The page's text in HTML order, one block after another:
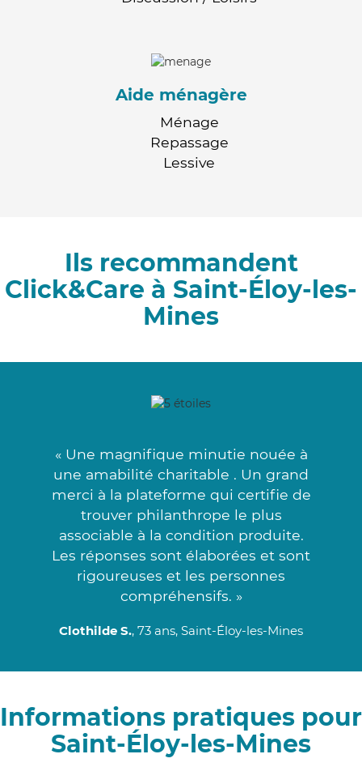
Aide ménagère
Ménage
Repassage
Lessive
Ils recommandent
Click&Care à Saint-Éloy-les-
Mines
« Une magnifique minutie nouée à
une amabilité charitable . Un grand
merci à la plateforme qui certifie de
trouver philanthrope le plus
associable à la condition produite.
Les réponses sont élaborées et sont
rigoureuses et les personnes
compréhensifs. »
Clothilde S., 73 ans, Saint-Éloy-les-Mines
Informations pratiques pour
Saint-Éloy-les-Mines